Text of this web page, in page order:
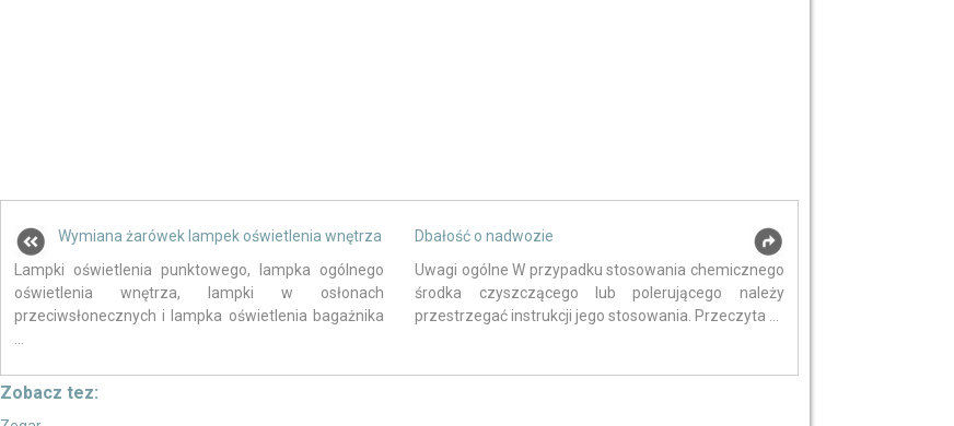
Wymiana żarówek lampek oświetlenia wnętrza
Lampki oświetlenia punktowego, lampka ogólnego
oświetlenia wnętrza, lampki w osłonach
przeciwsłonecznych i lampka oświetlenia bagażnika
Dbałość o nadwozie
Uwagi ogólne W przypadku stosowania chemicznego
środka czyszczącego lub polerującego należy
przestrzegać instrukcji jego stosowania. Przeczyta ...
Zobacz tez: